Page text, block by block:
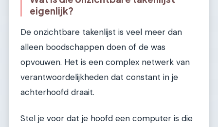
eigenlijk?
De onzichtbare takenlijst is veel meer dan
alleen boodschappen doen of de was
opvouwen. Het is een complex netwerk van
verantwoordelijkheden dat constant in je
achterhoofd draait.
Stel je voor dat je hoofd een computer is die